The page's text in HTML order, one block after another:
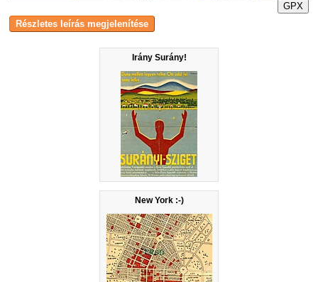
Irány Surány!
New York :-)
GPX